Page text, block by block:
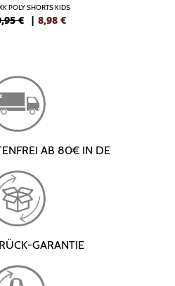
POLY SHORTS KIDS
€ | 8,98 €
AB 80€ IN DE
GARANTIE